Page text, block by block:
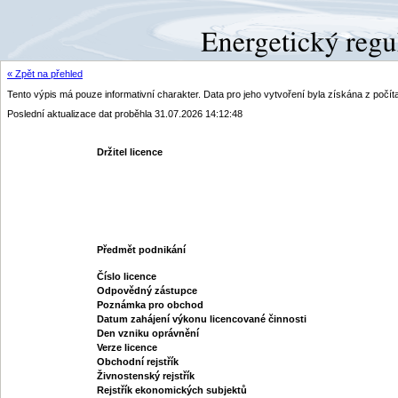
« Zpět na přehled
Tento výpis má pouze informativní charakter. Data pro jeho vytvoření byla získána z
Poslední aktualizace dat proběhla 31.07.2026 14:12:48
Držitel licence
Předmět podnikání
Číslo licence
Odpovědný zástupce
Poznámka pro obchod
Datum zahájení výkonu licencované činnosti
Den vzniku oprávnění
Verze licence
Obchodní rejstřík
Živnostenský rejstřík
Rejstřík ekonomických subjektů